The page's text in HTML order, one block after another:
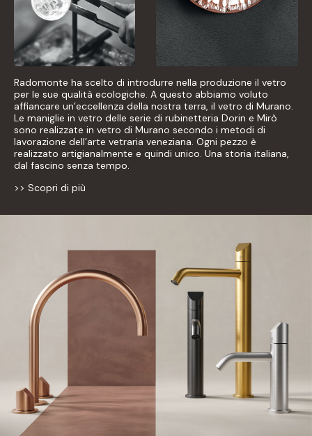
Radomonte ha scelto di introdurre nella produzione il vetro
per le sue qualità ecologiche. A questo abbiamo voluto
affiancare un’eccellenza della nostra terra, il vetro di Murano.
Le maniglie in vetro delle serie di rubinetteria Dorin e Mirò
sono realizzate in vetro di Murano secondo i metodi di
lavorazione dell’arte vetraria veneziana. Ogni pezzo è
realizzato artigianalmente e quindi unico. Una storia italiana,
dal fascino senza tempo.
>> Scopri di più